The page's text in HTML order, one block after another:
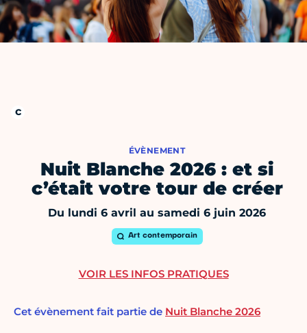
ÉVÈNEMENT
Nuit Blanche 2026 : et si
c’était votre tour de créer
Du lundi 6 avril au samedi 6 juin 2026
Art contemporain
Cet évènement fait partie de Nuit Blanche 2026
VOIR LES INFOS PRATIQUES